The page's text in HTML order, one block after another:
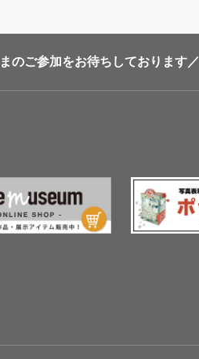
のご参加をお待ちしております／